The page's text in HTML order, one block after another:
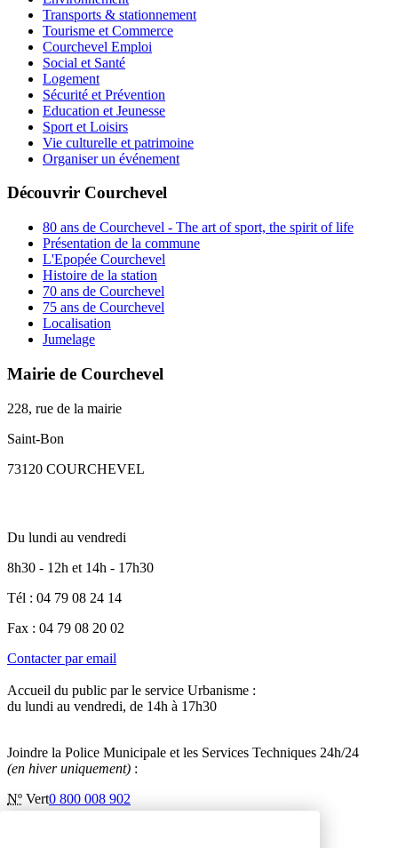
Transports & stationnement
Tourisme et Commerce
Courchevel Emploi
Social et Santé
Logement
Sécurité et Prévention
Education et Jeunesse
Sport et Loisirs
Vie culturelle et patrimoine
Organiser un événement
Découvrir Courchevel
80 ans de Courchevel - The art of sport, the spirit of life
Présentation de la commune
L'Epopée Courchevel
Histoire de la station
70 ans de Courchevel
75 ans de Courchevel
Localisation
Jumelage
Mairie de Courchevel
228, rue de la mairie
Saint-Bon
73120 COURCHEVEL
Du lundi au vendredi
8h30 - 12h et 14h - 17h30
Tél : 04 79 08 24 14
Fax : 04 79 08 20 02
Contacter par email
Accueil du public par le service Urbanisme :
du lundi au vendredi, de 14h à 17h30
Joindre la Police Municipale et les Services Techniques 24h/24
(en hiver uniquement) :
Nº Vert0 800 008 902